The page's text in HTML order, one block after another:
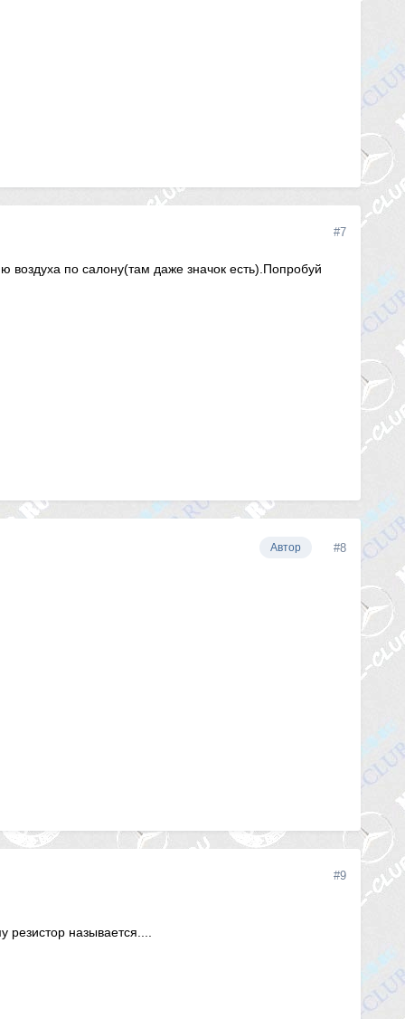
#7
по салону(там даже значок есть).Попробуй
Автор #8
#9
резистор называется....